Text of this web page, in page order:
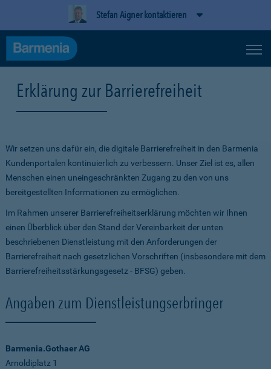
Stefan Aigner kontaktieren
Erklärung zur Barrierefreiheit
Wir setzen uns dafür ein, die digitale Barrierefreiheit in den Barmenia
Kundenportalen kontinuierlich zu verbessern. Unser Ziel ist es, allen
Menschen einen uneingeschränkten Zugang zu den von uns
bereitgestellten Informationen zu ermöglichen.
Im Rahmen unserer Barrierefreiheitserklärung möchten wir Ihnen
einen Überblick über den Stand der Vereinbarkeit der unten
beschriebenen Dienstleistung mit den Anforderungen der
Barrierefreiheit nach gesetzlichen Vorschriften (insbesondere mit dem
Barrierefreiheitsstärkungsgesetz - BFSG) geben.
Angaben zum Dienstleistungserbringer
Barmenia.Gothaer AG
Arnoldiplatz 1